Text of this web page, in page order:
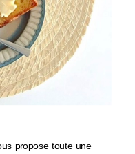
propose toute une